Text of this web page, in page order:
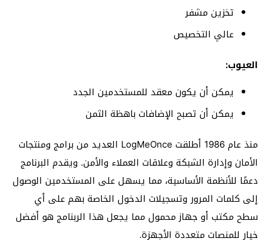
تخزين مشفر
عالي التخصيص
العيوب:
يمكن أن يكون معقد للمستخدمين الجدد
يمكن أن تصبح الإضافات باهظة الثمن
منذ عام 1986 أطلقت LogMeOnce العديد من برامج ومنتجات
الأمان وإدارة الشبكة وعلاقات العملاء والأمن. ويقدم البرنامج
دعمًا للأنظمة الأساسية، مما يسهل على المستخدمين الوصول
إلى كلمات المرور وتسجيلات الدخول الخاصة بهم على أي
سطح مكتب أو جهاز محمول مما يجعل هذا الربنامج هو أفضل
خيار للمنصات متعددة الأجهزة.